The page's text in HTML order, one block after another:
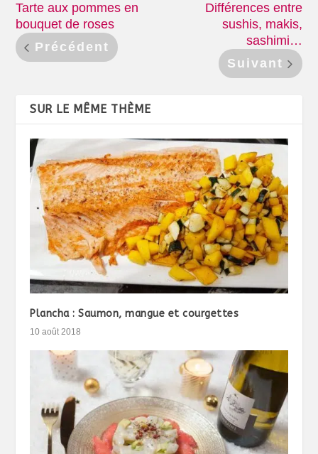
Tarte aux pommes en
bouquet de roses
Précédent
Différences entre
sushis, makis,
sashimi…
Suivant
SUR LE MÊME THÈME
Plancha : Saumon, mangue et courgettes
10 août 2018